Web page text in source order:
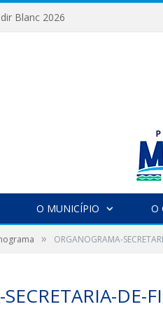
Blanc 2026
O MUNICÍPIO O
» ORGANOGRAMA-
DE-